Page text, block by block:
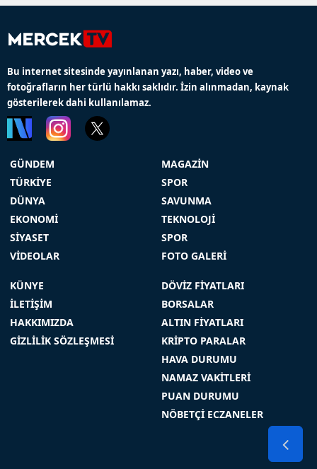
Bu internet sitesinde yayınlanan yazı, haber, video ve
fotoğrafların her türlü hakkı saklıdır. İzin alınmadan, kaynak
gösterilerek dahi kullanılamaz.
GÜNDEM
TÜRKİYE
DÜNYA
EKONOMİ
SİYASET
VİDEOLAR
MAGAZİN
SPOR
SAVUNMA
TEKNOLOJİ
SPOR
FOTO GALERİ
KÜNYE
İLETİŞİM
HAKKIMIZDA
GİZLİLİK SÖZLEŞMESİ
DÖVİZ FİYATLARI
BORSALAR
ALTIN FİYATLARI
KRİPTO PARALAR
HAVA DURUMU
NAMAZ VAKİTLERİ
PUAN DURUMU
NÖBETÇİ ECZANELER